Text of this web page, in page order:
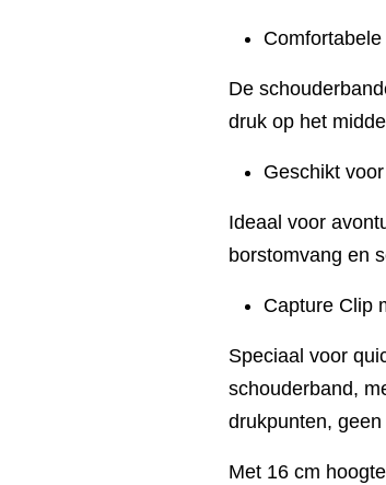
De
druk op het
Geschikt
Ideaal voor
borstomvang en
Capture Clip
Speciaal voor
schouderband,
drukpunten,
Met 16 cm